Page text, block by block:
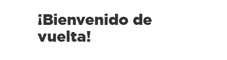
¡Bienvenido de
vuelta!